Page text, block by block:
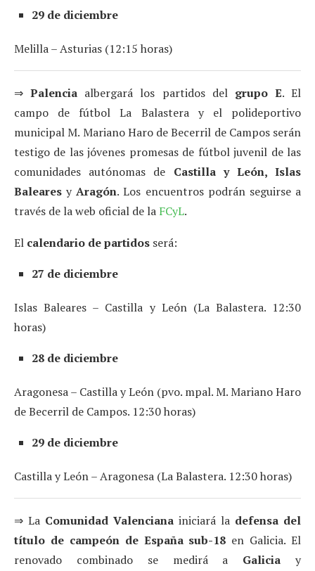
29 de diciembre
Melilla – Asturias (12:15 horas)
⇒Palencia albergará los partidos del grupo E. El
campo de fútbol La Balastera y el polideportivo
municipal M. Mariano Haro de Becerril de Campos serán
testigo de las jóvenes promesas de fútbol juvenil de las
comunidades autónomas de Castilla y León, Islas
BalearesyAragón. Los encuentros podrán seguirse a
través de la web oficial de la FCyL.
El calendario de partidos será:
27 de diciembre
Islas Baleares – Castilla y León (La Balastera. 12:30
horas)
28 de diciembre
Aragonesa – Castilla y León (pvo. mpal. M. Mariano Haro
de Becerril de Campos. 12:30 horas)
29 de diciembre
Castilla y León – Aragonesa (La Balastera. 12:30 horas)
⇒ La Comunidad Valenciana iniciará la defensa del
título de campeón de España sub-18 en Galicia. El
renovado combinado se medirá a Galicia y